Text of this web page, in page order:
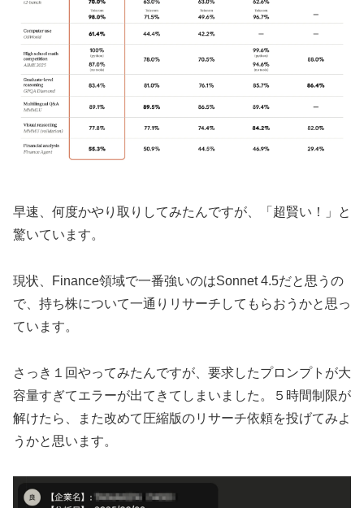
早速、何度かやり取りしてみたんですが、「超賢い！」と
驚いています。
現状、Finance領域で一番強いのはSonnet 4.5だと思うの
で、持ち株について一通りリサーチしてもらおうかと思っ
ています。
さっき１回やってみたんですが、要求したプロンプトが大
容量すぎてエラーが出てきてしまいました。５時間制限が
解けたら、また改めて圧縮版のリサーチ依頼を投げてみよ
うかと思います。